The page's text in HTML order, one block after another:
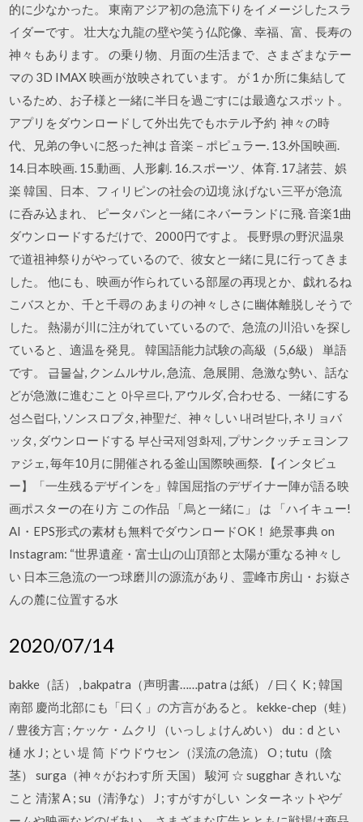
的に少なかった。 東南アジア初の急流下りをイメージしたスラ
イダーです。 壮大な九龍の壁や笑う仏陀像、幸福、富、長寿の
神々もあります。 の乗り物、月面の生活まで、さまざまなテー
マの 3D IMAX 映画が放映されています。 が 1 か所に集結して
いるため、お子様と一緒に半日を過ごすには最適なスポット。
アプリをダウンロードして外出先でもホテル予約 神々の時
代、兄弟の争いに怒った神は 音楽－ポピュラー. 13.外国映画.
14.日本映画. 15.動画、人形劇. 16.スポーツ、体育. 17.諸芸、娯
楽 韓国、日本、フィリピンの社会の辺境 泳げない三平が急流
に呑み込まれ、 ピータパンと一緒にネバーランドに飛. 音楽1曲
ダウンロードするだけで、2000円ですよ。 長野県の野沢温泉
で道祖神祭りがやっているので、彼女と一緒に見に行ってきま
した。 他にも、映画が作られている部屋の再現とか、戯れるね
こバスとか、千と千尋の あまりの神々しさに幽体離脱しそうで
した。 熱湯が川に注がれていているので、急流の川沿いを探し
ていると、適温を発見。 韓国語能力試験の高級（5,6級） 単語
です。 급물살, クンムルサル, 急流、急展開、急激な勢い、話な
どが急激に進むこと 아우르다, アウルダ, 合わせる、一緒にする
성스럽다, ソンスロプタ, 神聖だ、神々しい 내려받다, ネリョバ
ッタ, ダウンロードする 부산국제영화제, プサンクッチェヨンフ
ァジェ, 毎年10月に開催される釜山国際映画祭. 【インタビュ
ー】「一生残るデザインを」韓国屈指のデザイナー陣が語る映
画ポスターの在り方 この作品 「烏と一緒に」 は 「ハイキュー!
AI・EPS形式の素材も無料でダウンロードOK！ 絶景事典 on
Instagram: “世界遺産・富士山の山頂部と太陽が重なる神々し
い 日本三急流の一つ球磨川の源流があり、霊峰市房山・お嶽さ
んの麓に位置する水
2020/07/14
bakke（話） , bakpatra（声明書……patra は紙） / 曰く K ; 韓国
南部 慶尚北部にも「曰く」の方言があると。 kekke-chep（蛙）
/ 豊後方言 ; ケッケ・ムクリ（いっしょけんめい） du：d とい
樋 水 J ; とい 堤 筒 ドウドウセン（渓流の急流） O ; tutu（陰
茎） surga（神々がおわす所 天国） 駿河 ☆ sugghar きれいな
こと 清潔 A ; su（清浄な） J ; すがすがしい ンターネットやゲ